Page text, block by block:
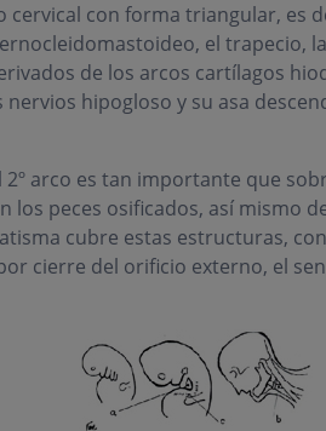
cervical con forma triangular, es
el trapecio,
de los arcos cartílagos
hipogloso y su asa
arco es tan importante que
los peces osificados, así mismo
cubre estas estructuras,
cierre del orificio externo, el